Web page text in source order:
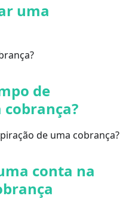
uma
de
de uma cobrança?
conta na